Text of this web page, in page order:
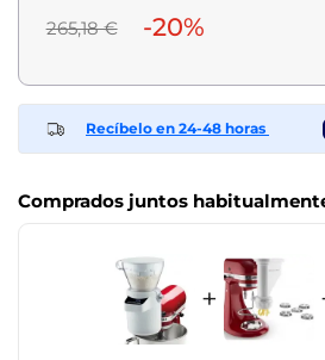
265,18 € -20%
Recíbelo en 24-48 horas
Comprados juntos
+